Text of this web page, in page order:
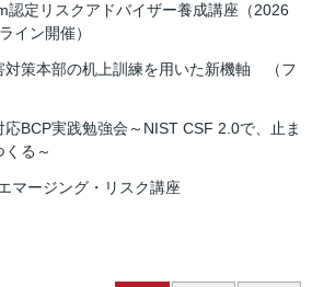
認定リスクアドバイザー養成講座（2026
イン開催）
対策本部の机上訓練を用いた新機軸 （フ
BCP実践勉強会～NIST CSF 2.0で、止ま
くる～
マージング・リスク講座